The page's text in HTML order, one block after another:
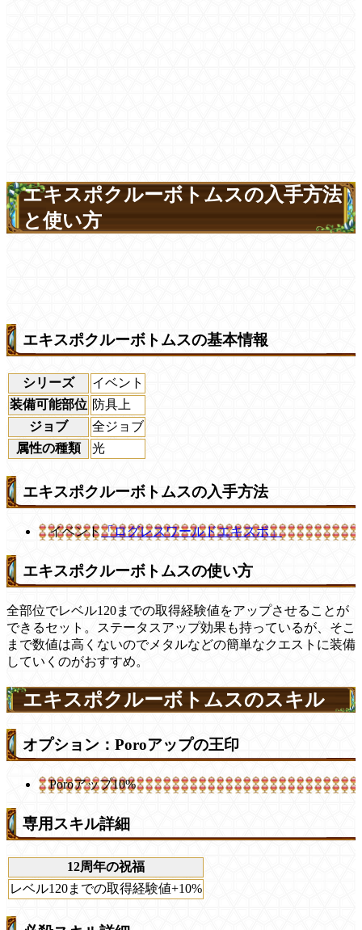
エキスポクルーボトムスの入手方法
と使い方
エキスポクルーボトムスの基本情報
シリーズ
イベント
装備可能部位 防具上
ジョブ
全ジョブ
属性の種類
光
エキスポクルーボトムスの入手方法
イベント「ログレスワールドエキスポ」
エキスポクルーボトムスの使い方
全部位でレベル120までの取得経験値をアップさせることが
できるセット。ステータスアップ効果も持っているが、そこ
まで数値は高くないのでメタルなどの簡単なクエストに装備
していくのがおすすめ。
エキスポクルーボトムスのスキル
オプション：Poroアップの王印
Poroアップ10%
専用スキル詳細
12周年の祝福
レベル120までの取得経験値+10%